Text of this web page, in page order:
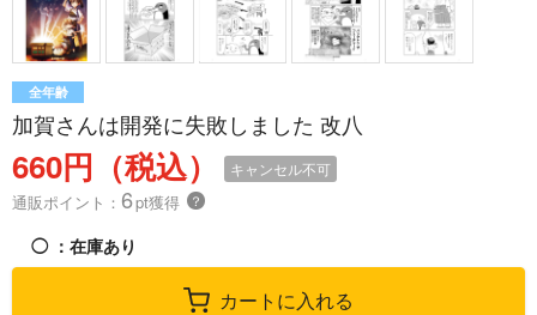
全年齢
加賀さんは開発に失敗しました 改八
660円（税込） キャンセル不可
通販ポイント： 6pt獲得 ？
◯ ：在庫あり
カートに入れる